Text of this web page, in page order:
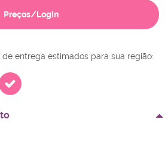
Preços/Login
entrega estimados para sua região: